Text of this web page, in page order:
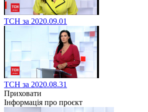
ТСН за 2020.09.01
ТСН за 2020.08.31
Приховати
Інформація про проєкт